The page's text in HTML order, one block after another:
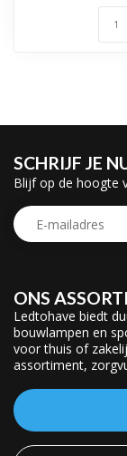
ONS
Ledtohave biedt
bouwlampen en
voor thuis of
assortiment,
SCHRIJF JE
Blijf op de hoogte